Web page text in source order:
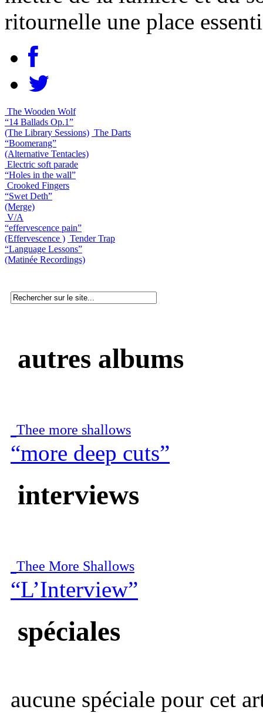
ritournelle une place
The Wooden Wolf
“14 Ballads Op.1”
(The Library Sessions) The Darts
“Boomerang”
(Alternative Tentacles)
Electric soft parade
“Holes in the wall”
Crooked Fingers
“Swet Deth”
(Merge)
V/A
“effervescence pain”
(Effervescence ) Tender Trap
“Language Lessons”
(Matinée Recordings)
autres albums
Thee more shallows
“more deep cuts”
interviews
Thee More Shallows
“L’Interview”
spéciales
aucune spéciale pour cet